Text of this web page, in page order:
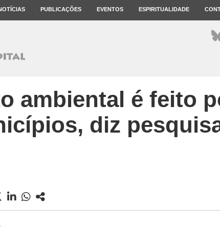
PUBLICAÇÕES EVENTOS ESPIRITUALIDADE
ambiental é feito
diz